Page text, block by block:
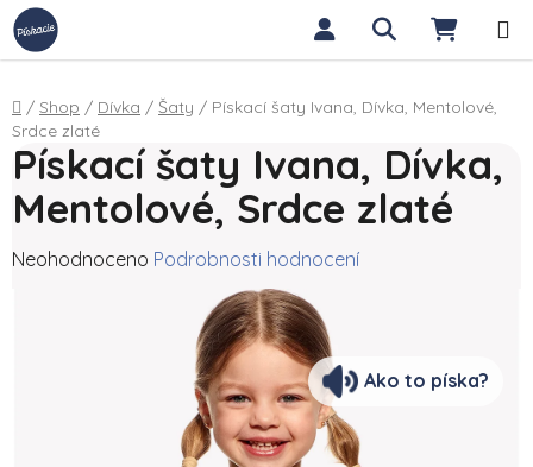
Přejít na obsah Hledat
Domů
/ Shop / Dívka / Šaty / Pískací šaty Ivana, Dívka, Mentolové,
Srdce zlaté
Pískací šaty Ivana, Dívka,
Mentolové, Srdce zlaté
Průměrné hodnocení produktu je 0,0 z 5 hvězdiček.
Neohodnoceno Podrobnosti hodnocení
Ako to píska?